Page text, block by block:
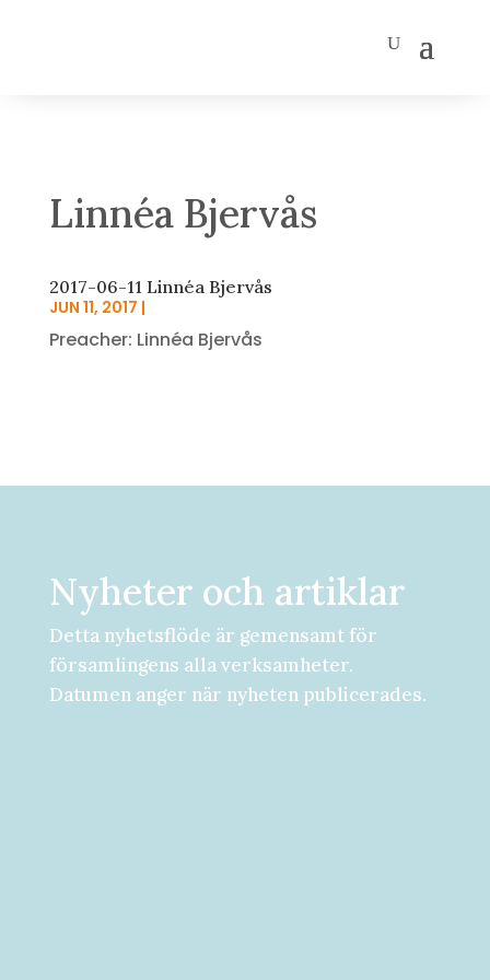
Linnéa Bjervås
2017-06-11 Linnéa Bjervås
JUN 11, 2017 |
Preacher: Linnéa Bjervås
Nyheter och artiklar
Detta nyhetsflöde är gemensamt för
församlingens alla verksamheter.
Datumen anger när nyheten publicerades.